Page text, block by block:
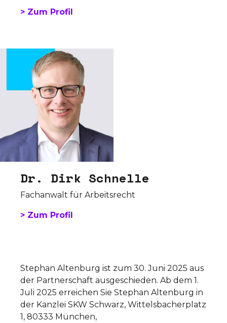
> Zum Profil
Dr. Dirk Schnelle
Fachanwalt für Arbeitsrecht
> Zum Profil
Stephan Altenburg ist zum 30. Juni 2025 aus
der Partnerschaft ausgeschieden. Ab dem 1.
Juli 2025 erreichen Sie Stephan Altenburg in
der Kanzlei SKW Schwarz, Wittelsbacherplatz
1, 80333 München,